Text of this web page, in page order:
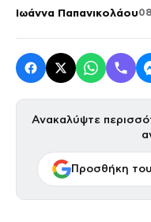
Ιωάννα Παπανικολάου
Ανακαλύψτε
Προσθήκη